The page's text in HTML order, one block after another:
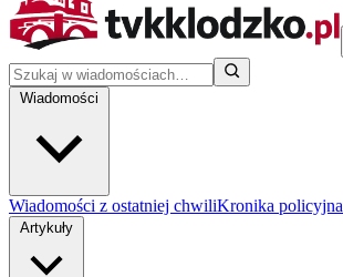
Wiadomości
Wiadomości z ostatniej chwiliKronika policyjna
Artykuły